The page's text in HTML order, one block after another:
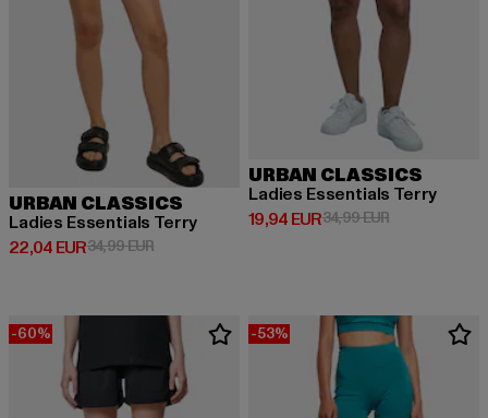
URBAN CLASSICS
Ladies Essentials Terry
22,04 EUR
Derzeitiger Preis: 22,04 EUR
34,99 EURAktionspreis: 34,99 EUR
URBAN CLASSICS
Ladies Essentials Terry
19,94 EUR
Derzeitiger Preis: 19,94 EUR
34,99 EURAktionspreis:
-60% -53%